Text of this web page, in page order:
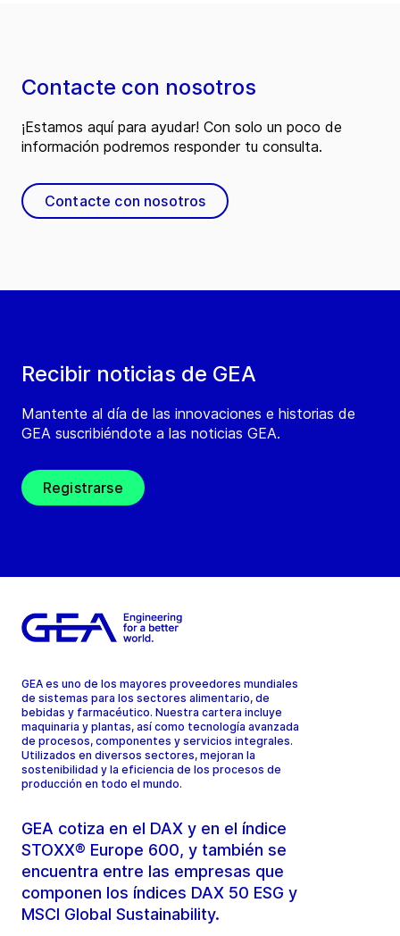
Recibir noticias de GEA
Mantente al día de las innovaciones e historias de
GEA suscribiéndote a las noticias GEA.
Registrarse
Contacte con nosotros
¡Estamos aquí para ayudar! Con solo un poco de
información podremos responder tu consulta.
Contacte con nosotros
GEA es uno de los mayores proveedores mundiales
de sistemas para los sectores alimentario, de
bebidas y farmacéutico. Nuestra cartera incluye
maquinaria y plantas, así como tecnología avanzada
de procesos, componentes y servicios integrales.
Utilizados en diversos sectores, mejoran la
sostenibilidad y la eficiencia de los procesos de
producción en todo el mundo.
GEA cotiza en el DAX y en el índice
STOXX® Europe 600, y también se
encuentra entre las empresas que
componen los índices DAX 50 ESG y
MSCI Global Sustainability.